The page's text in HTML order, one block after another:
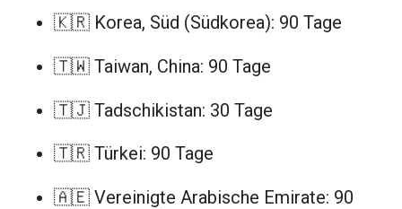
🇰🇷 Korea, Süd (Südkorea): 90 Tage
🇹🇼 Taiwan, China: 90 Tage
🇹🇯 Tadschikistan: 30 Tage
🇹🇷 Türkei: 90 Tage
🇦🇪 Vereinigte Arabische Emirate: 90